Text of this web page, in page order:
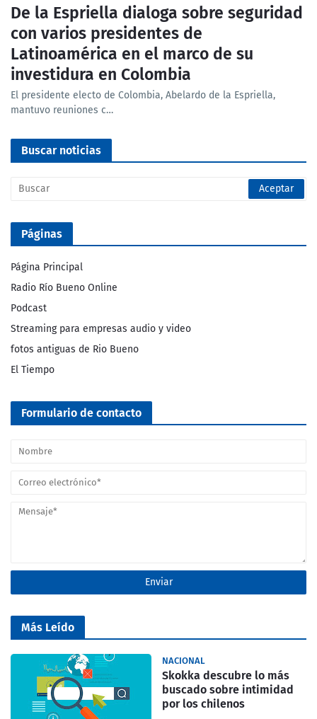
De la Espriella dialoga sobre seguridad
con varios presidentes de
Latinoamérica en el marco de su
investidura en Colombia
El presidente electo de Colombia, Abelardo de la Espriella,
mantuvo reuniones c…
Buscar noticias
Páginas
Página Principal
Radio Río Bueno Online
Podcast
Streaming para empresas audio y video
fotos antiguas de Rio Bueno
El Tiempo
Formulario de contacto
Más Leído
NACIONAL
Skokka descubre lo más
buscado sobre intimidad
por los chilenos